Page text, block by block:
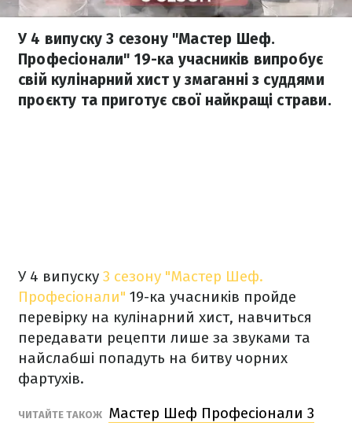
У 4 випуску 3 сезону "Мастер Шеф.
Професіонали" 19-ка учасників випробує
свій кулінарний хист у змаганні з суддями
проєкту та приготує свої найкращі страви.
У 4 випуску 3 сезону "Мастер Шеф.
Професіонали" 19-ка учасників пройде
перевірку на кулінарний хист, навчиться
передавати рецепти лише за звуками та
найслабші попадуть на битву чорних
фартухів.
ЧИТАЙТЕ ТАКОЖ Мастер Шеф Професіонали 3